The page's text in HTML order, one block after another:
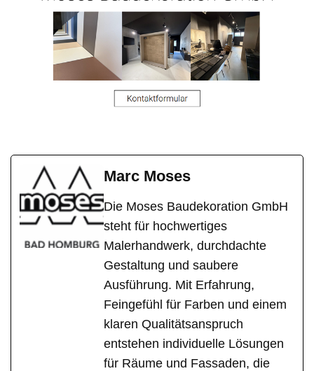
Marc Moses
Die Moses Baudekoration GmbH
steht für hochwertiges
Malerhandwerk, durchdachte
Gestaltung und saubere
Ausführung. Mit Erfahrung,
Feingefühl für Farben und einem
klaren Qualitätsanspruch
entstehen individuelle Lösungen
für Räume und Fassaden, die